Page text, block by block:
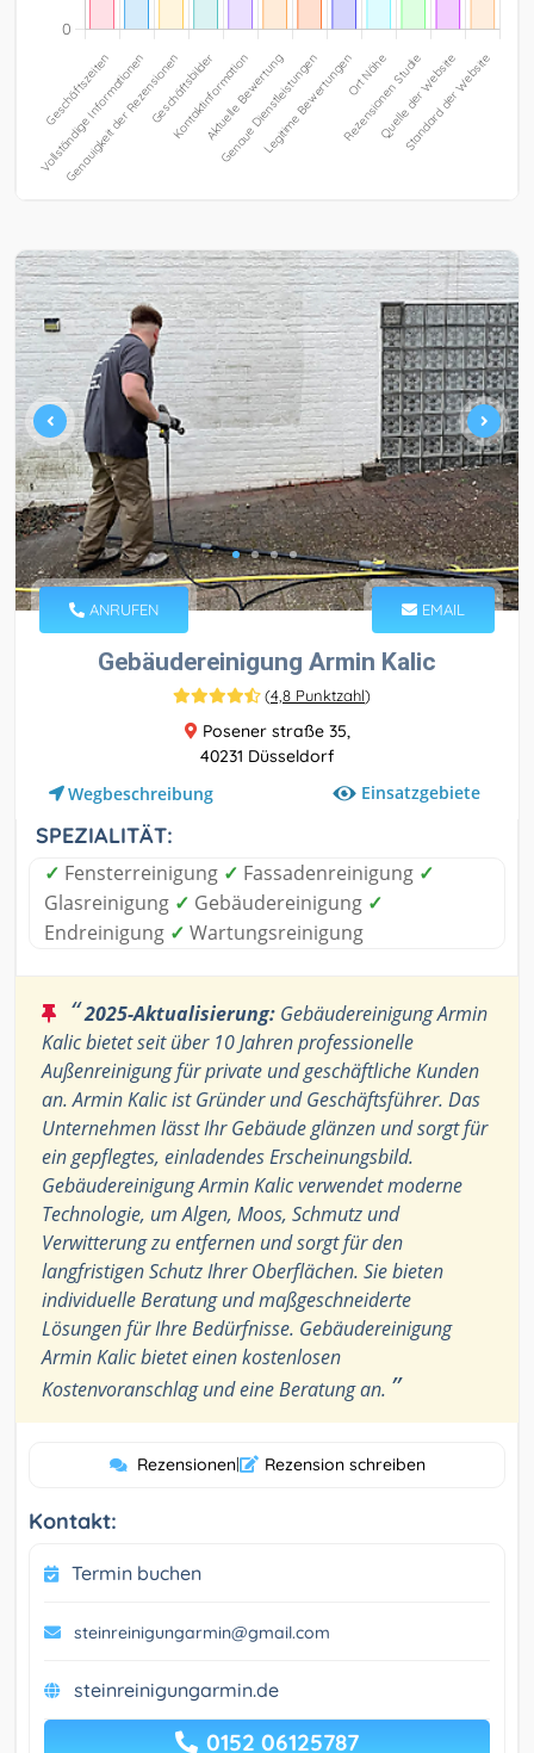
ANRUFEN EMAIL
Gebäudereinigung Armin Kalic
(4,8 Punktzahl)
Posener straße 35,
40231 Düsseldorf
Wegbeschreibung Einsatzgebiete
SPEZIALITÄT:
✓ Fensterreinigung ✓ Fassadenreinigung ✓
Glasreinigung ✓ Gebäudereinigung ✓
Endreinigung ✓ Wartungsreinigung
“2025-Aktualisierung: Gebäudereinigung Armin
Kalic bietet seit über 10 Jahren professionelle
Außenreinigung für private und geschäftliche Kunden
an. Armin Kalic ist Gründer und Geschäftsführer. Das
Unternehmen lässt Ihr Gebäude glänzen und sorgt für
ein gepflegtes, einladendes Erscheinungsbild.
Gebäudereinigung Armin Kalic verwendet moderne
Technologie, um Algen, Moos, Schmutz und
Verwitterung zu entfernen und sorgt für den
langfristigen Schutz Ihrer Oberflächen. Sie bieten
individuelle Beratung und maßgeschneiderte
Lösungen für Ihre Bedürfnisse. Gebäudereinigung
Armin Kalic bietet einen kostenlosen
Kostenvoranschlag und eine Beratung an. ”
Rezensionen| Rezension schreiben
Kontakt:
Termin buchen
steinreinigungarmin@gmail.com
steinreinigungarmin.de
0152 06125787